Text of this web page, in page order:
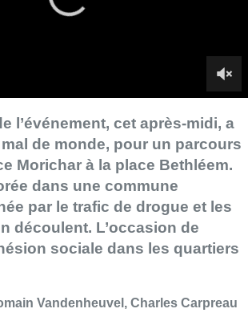
découlent. L’occasion de
League : Anderlecht
La Louvière dans le